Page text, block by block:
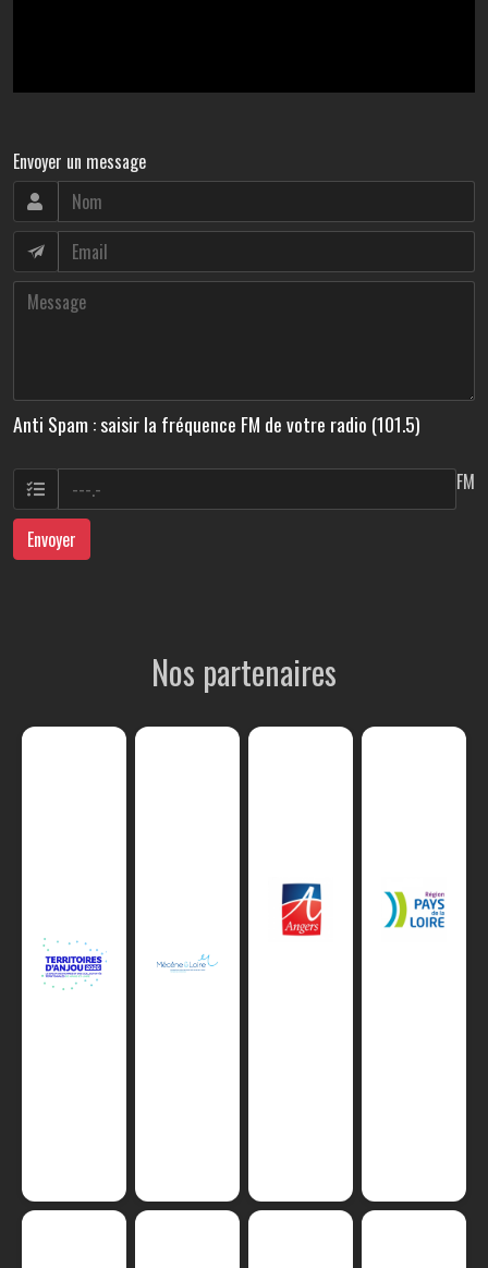
Envoyer un message
Anti Spam : saisir la fréquence FM de votre radio (101.5)
FM
Envoyer
Nos partenaires